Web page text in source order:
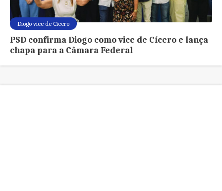
Diogo vice de Cicero
PSD confirma Diogo como vice de Cícero e lança
chapa para a Câmara Federal